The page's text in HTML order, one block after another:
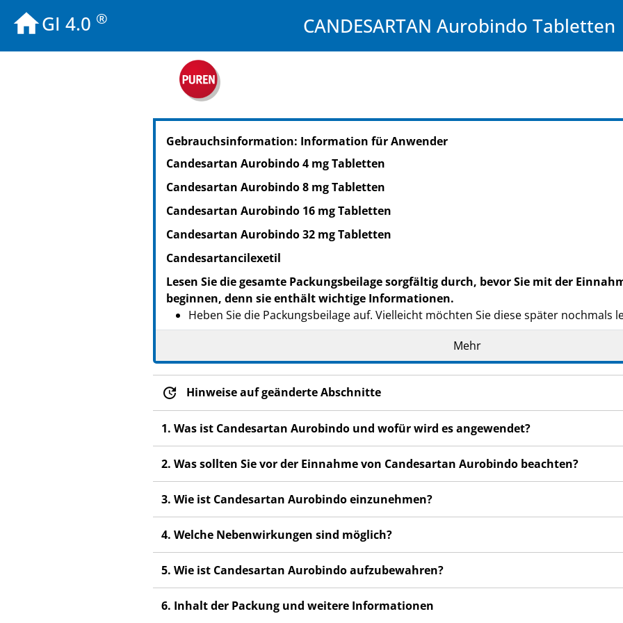
GI 4.0 ® CANDESARTAN Aurobindo Tabletten
PZN: 10142066
PPN: 111014206607
NTIN: 04150101420668
PPN: 111014207270
NTIN: 04150101420729
PZN: 10142089
PPN: 111014208960
NTIN: 04150101420897
Gebrauchsinformation: Information für Anwender
Candesartan Aurobindo 4 mg Tabletten
Candesartan Aurobindo 8 mg Tabletten
Candesartan Aurobindo 16 mg Tabletten
Candesartan Aurobindo 32 mg Tabletten
Candesartancilexetil
Lesen Sie die gesamte Packungsbeilage sorgfältig durch, bevor Sie mit der
beginnen, denn sie enthält wichtige Informationen.
Heben Sie die Packungsbeilage auf. Vielleicht möchten Sie diese später nochmals
Wenn Sie weitere Fragen haben, wenden Sie sich an Ihren Arzt oder Apotheker.
Dieses Arzneimittel wurde Ihnen persönlich verschrieben. Geben Sie es nicht an
anderen Menschen schaden, auch wenn diese die gleichen Beschwerden haben
Wenn Sie Nebenwirkungen bemerken, wenden Sie sich an Ihren Arzt oder
Nebenwirkungen, die nicht in dieser Packungsbeilage angegeben sind. Siehe
Mehr
Hinweise auf geänderte Abschnitte
1. Was ist Candesartan Aurobindo und wofür wird es angewendet?
2. Was sollten Sie vor der Einnahme von Candesartan Aurobindo beachten?
3. Wie ist Candesartan Aurobindo einzunehmen?
4. Welche Nebenwirkungen sind möglich?
5. Wie ist Candesartan Aurobindo aufzubewahren?
6. Inhalt der Packung und weitere Informationen